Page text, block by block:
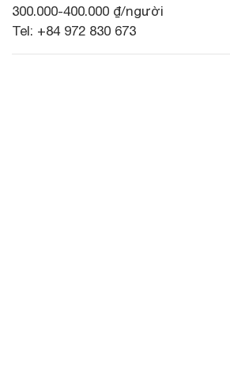
300.000-400.000 ₫/người
Tel: +84 972 830 673